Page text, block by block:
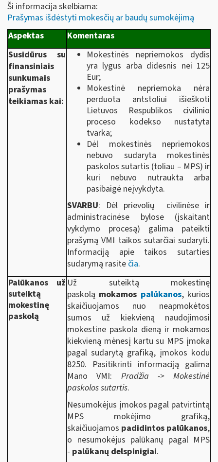
Ši informacija skelbiama:
Prašymas išdėstyti mokesčių ar baudų sumokėjimą
Aspektas
Komentaras
Susidūrus su
finansiniais
sunkumais
prašymas
teikiamas kai:
Mokestinės nepriemokos dydis
yra lygus arba didesnis nei 125
Eur;
Mokestinė nepriemoka nėra
perduota antstoliui išieškoti
Lietuvos Respublikos civilinio
proceso kodekso nustatyta
tvarka;
Dėl mokestinės nepriemokos
nebuvo sudaryta mokestinės
paskolos sutartis (toliau – MPS) ir
kuri nebuvo nutraukta arba
pasibaigė neįvykdyta.
SVARBU: Dėl prievolių civilinėse ir
administracinėse bylose (įskaitant
vykdymo procesą) galima pateikti
prašymą VMI taikos sutarčiai sudaryti.
Informaciją apie taikos sutarties
sudarymą rasite čia.
Palūkanos už
suteiktą
mokestinę
paskolą
Už suteiktą mokestinę
paskolą mokamos palūkanos, kurios
skaičiuojamos nuo neapmokėtos
sumos už kiekvieną naudojimosi
mokestine paskola dieną ir mokamos
kiekvieną mėnesį kartu su MPS įmoka
pagal sudarytą grafiką, įmokos kodu
8250. Pasitikrinti informaciją galima
Mano VMI: Pradžia -> Mokestinė
paskolos sutartis.
Nesumokėjus įmokos pagal patvirtintą
MPS mokėjimo grafiką,
skaičiuojamos padidintos palūkanos,
o nesumokėjus palūkanų pagal MPS
- palūkanų delspinigiai.